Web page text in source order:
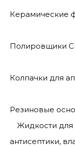
Керамические
Полировщики
Колпачки для
Резиновые
Жидкости для
антисептики,